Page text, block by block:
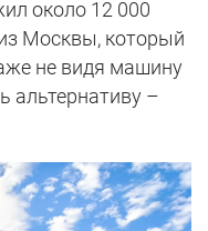
около 12 000
Москвы, который
не видя машину
альтернативу –